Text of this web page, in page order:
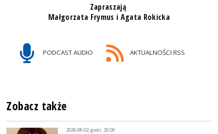
Zapraszają
Małgorzata Frymus i Agata Rokicka
PODCAST AUDIO AKTUALNOŚCI RSS
Zobacz także
2026-08-02, godz. 20:00